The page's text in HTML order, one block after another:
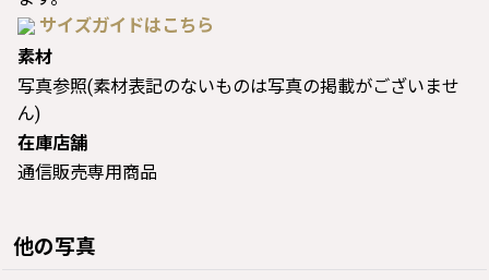
サイズガイドはこちら
素材
写真参照(素材表記のないものは写真の掲載がございませ
ん)
在庫店舗
通信販売専用商品
他の写真